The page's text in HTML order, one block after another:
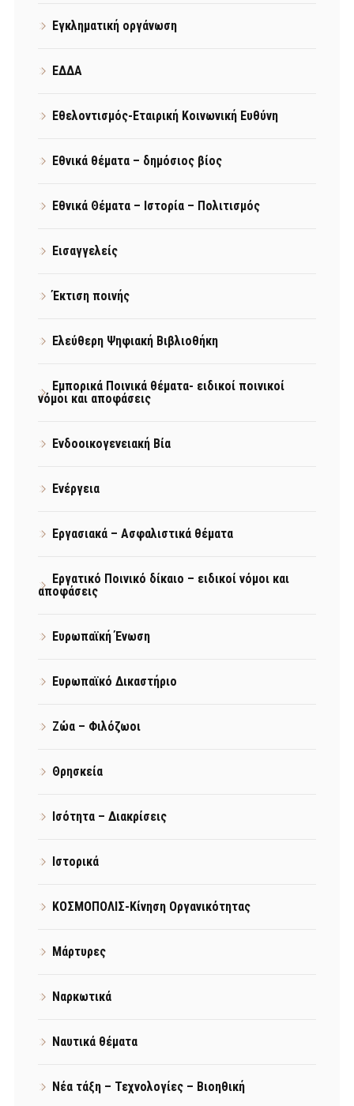
Εγκληματική οργάνωση
ΕΔΔΑ
Εθελοντισμός-Εταιρική Κοινωνική Ευθύνη
Εθνικά θέματα – δημόσιος βίος
Εθνικά Θέματα – Ιστορία – Πολιτισμός
Εισαγγελείς
Έκτιση ποινής
Ελεύθερη Ψηφιακή Βιβλιοθήκη
Εμπορικά Ποινικά θέματα- ειδικοί ποινικοί
νόμοι και αποφάσεις
Ενδοοικογενειακή Βία
Ενέργεια
Εργασιακά – Ασφαλιστικά θέματα
Εργατικό Ποινικό δίκαιο – ειδικοί νόμοι και
αποφάσεις
Ευρωπαϊκή Ένωση
Ευρωπαϊκό Δικαστήριο
Ζώα – Φιλόζωοι
Θρησκεία
Ισότητα – Διακρίσεις
Ιστορικά
ΚΟΣΜΟΠΟΛΙΣ-Κίνηση Οργανικότητας
Μάρτυρες
Ναρκωτικά
Ναυτικά θέματα
Νέα τάξη – Τεχνολογίες – Βιοηθική